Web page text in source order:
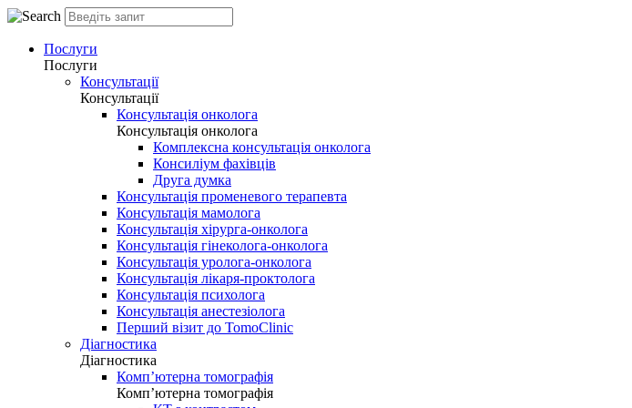
Послуги
Послуги
Консультації
Консультації
Консультація онколога
Консультація онколога
Комплексна консультація онколога
Консиліум фахівців
Друга думка
Консультація променевого терапевта
Консультація мамолога
Консультація хірурга-онколога
Консультація гінеколога-онколога
Консультація уролога-онколога
Консультація лікаря-проктолога
Консультація психолога
Консультація анестезіолога
Перший візит до TomoClinic
Діагностика
Діагностика
Комп’ютерна томографія
Комп’ютерна томографія